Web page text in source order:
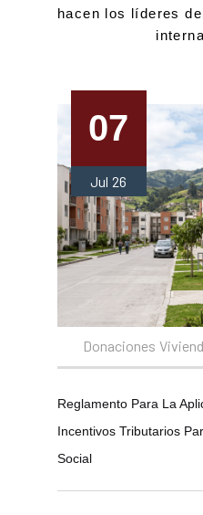
hacen los líderes
07
Jul 26
Donaciones
Reglamento Para La
Incentivos Tributarios
Social